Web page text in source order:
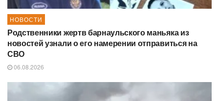
НОВОСТИ
Родственники жертв барнаульского маньяка из
новостей узнали о его намерении отправиться на
СВО
06.08.2026